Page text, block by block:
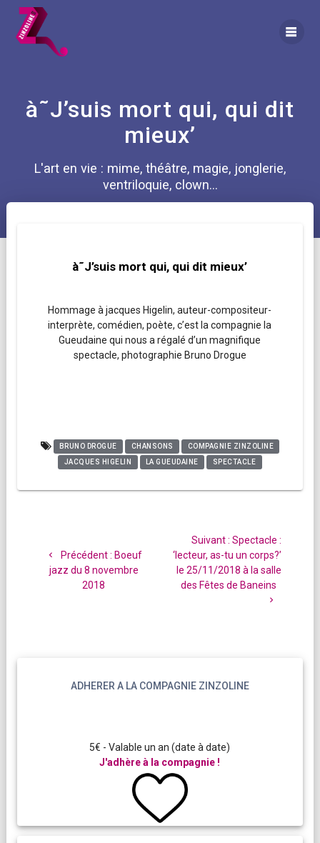
à˜J’suis mort qui, qui dit
mieux’
L'art en vie : mime, théâtre, magie, jonglerie,
ventriloquie, clown...
à˜J’suis mort qui, qui dit mieux’
Hommage à jacques Higelin, auteur-compositeur-
interprète, comédien, poète, c’est la compagnie la
Gueudaine qui nous a régalé d’un magnifique
spectacle, photographie Bruno Drogue
BRUNO DROGUE CHANSONS
COMPAGNIE ZINZOLINE
JACQUES HIGELIN
LA GUEUDAINE SPECTACLE
l’articlePrécédent : Article
précédent
Boeuf
jazz du 8 novembre
2018
Suivant : Article
suivant
:
Spectacle :
‘lecteur, as-tu un corps?’
le 25/11/2018 à la salle
des Fêtes de Baneins
ADHERER A LA COMPAGNIE ZINZOLINE
5€ - Valable un an (date à date)
J'adhère à la compagnie !